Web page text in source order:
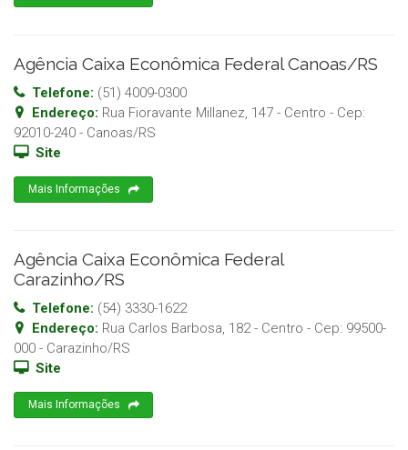
Agência Caixa Econômica Federal Canoas/RS
Telefone: (51) 4009-0300
Endereço: Rua Fioravante Millanez, 147 - Centro - Cep:
92010-240 - Canoas/RS
Site
Mais Informações
Agência Caixa Econômica Federal
Carazinho/RS
Telefone: (54) 3330-1622
Endereço: Rua Carlos Barbosa, 182 - Centro - Cep: 99500-
000 - Carazinho/RS
Site
Mais Informações